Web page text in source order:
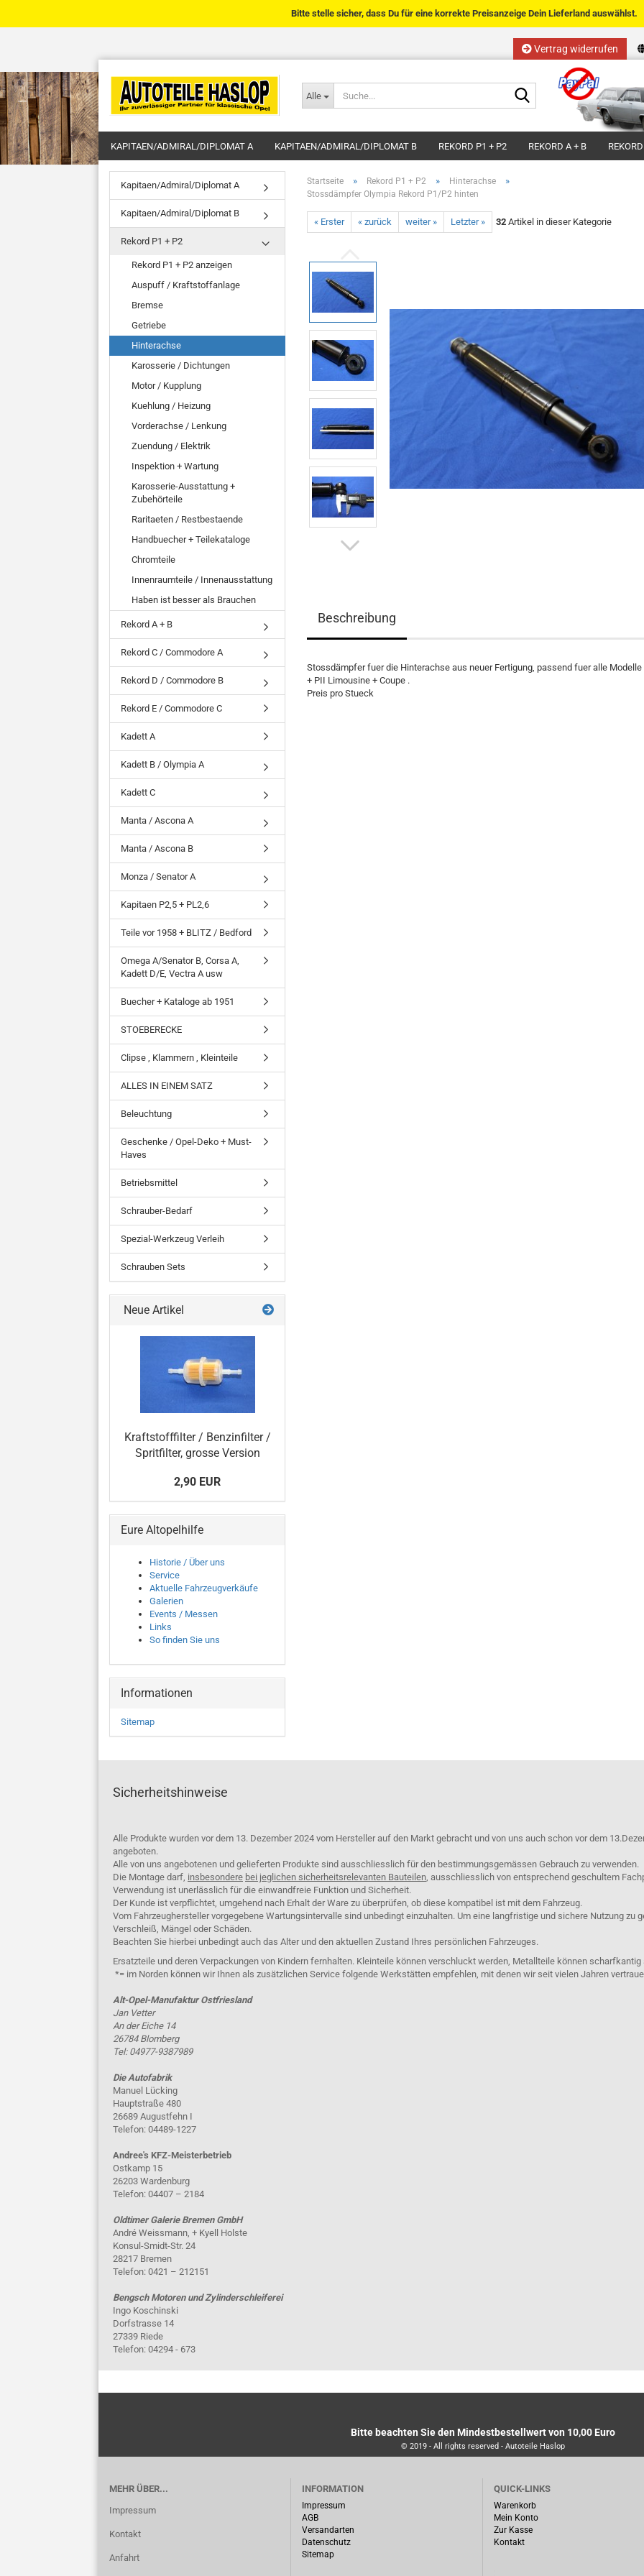
Vertrag widerrufen
Sprache auswählen
Lieferland
Passwort
Alle
Suche...
Bitte stelle sicher, dass Du für eine korrekte Preisanzeige Dein Lieferland auswählst.
KAPITAEN/ADMIRAL/DIPLOMAT A KAPITAEN/ADMIRAL/DIPLOMAT B REKORD P1 + P2 REKORD A + B
Startseite » Rekord P1 + P2 » Hinterachse »
Stossdämpfer Olympia Rekord P1/P2 hinten
« Erster « zurück weiter » Letzter » 32 Artikel in dieser Kategorie
Beschreibung
Stossdämpfer fuer die Hinterachse aus neuer Fertigung, passend fuer alle Modelle
+ PII Limousine + Coupe .
Preis pro Stueck
Kapitaen/Admiral/Diplomat A
Kapitaen/Admiral/Diplomat B
Rekord P1 + P2
Rekord P1 + P2 anzeigen
Auspuff / Kraftstoffanlage
Bremse
Getriebe
Hinterachse
Karosserie / Dichtungen
Motor / Kupplung
Kuehlung / Heizung
Vorderachse / Lenkung
Zuendung / Elektrik
Inspektion + Wartung
Karosserie-Ausstattung +
Zubehörteile
Raritaeten / Restbestaende
Handbuecher + Teilekataloge
Chromteile
Innenraumteile / Innenausstattung
Haben ist besser als Brauchen
Rekord A + B
Rekord C / Commodore A
Rekord D / Commodore B
Rekord E / Commodore C
Kadett A
Kadett B / Olympia A
Kadett C
Manta / Ascona A
Manta / Ascona B
Monza / Senator A
Kapitaen P2,5 + PL2,6
Teile vor 1958 + BLITZ / Bedford
Omega A/Senator B, Corsa A,
Kadett D/E, Vectra A usw
Buecher + Kataloge ab 1951
STOEBERECKE
Clipse , Klammern , Kleinteile
ALLES IN EINEM SATZ
Beleuchtung
Geschenke / Opel-Deko + Must-
Haves
Betriebsmittel
Schrauber-Bedarf
Spezial-Werkzeug Verleih
Schrauben Sets
Neue Artikel
Kraftstofffilter / Benzinfilter /
Spritfilter, grosse Version
2,90 EUR
Eure Altopelhilfe
Historie / Über uns
Service
Aktuelle Fahrzeugverkäufe
Galerien
Events / Messen
Links
So finden Sie uns
Informationen
Sitemap
Sicherheitshinweise
Alle Produkte wurden vor dem 13. Dezember 2024 vom Hersteller auf den Markt gebracht und von uns auch schon vor dem
angeboten.
Alle von uns angebotenen und gelieferten Produkte sind ausschliesslich für den bestimmungsgemässen Gebrauch zu verwenden.
Die Montage darf, insbesondere bei jeglichen sicherheitsrelevanten Bauteilen, ausschliesslich von entsprechend geschultem
Verwendung ist unerlässlich für die einwandfreie Funktion und Sicherheit.
Der Kunde ist verpflichtet, umgehend nach Erhalt der Ware zu überprüfen, ob diese kompatibel ist mit dem Fahrzeug.
Vom Fahrzeughersteller vorgegebene Wartungsintervalle sind unbedingt einzuhalten. Um eine langfristige und sichere Nutzung
Verschleiß, Mängel oder Schäden.
Beachten Sie hierbei unbedingt auch das Alter und den aktuellen Zustand Ihres persönlichen Fahrzeuges.
Ersatzteile und deren Verpackungen von Kindern fernhalten. Kleinteile können verschluckt werden, Metallteile können
*= im Norden können wir Ihnen als zusätzlichen Service folgende Werkstätten empfehlen, mit denen wir seit vielen Jahren
Alt-Opel-Manufaktur Ostfriesland
Jan Vetter
An der Eiche 14
26784 Blomberg
Tel: 04977-9387989
Die Autofabrik
Manuel Lücking
Hauptstraße 480
26689 Augustfehn I
Telefon: 04489-1227
Andree's KFZ-Meisterbetrieb
Ostkamp 15
26203 Wardenburg
Telefon: 04407 – 2184
Oldtimer Galerie Bremen GmbH
André Weissmann, + Kyell Holste
Konsul-Smidt-Str. 24
28217 Bremen
Telefon: 0421 – 212151
Bengsch Motoren und Zylinderschleiferei
Ingo Koschinski
Dorfstrasse 14
27339 Riede
Telefon: 04294 - 673
Bitte beachten Sie den Mindestbestellwert von 10,00 Euro
© 2019 - All rights reserved - Autoteile Haslop
MEHR ÜBER...
Impressum
Kontakt
Anfahrt
INFORMATION
Impressum
AGB
Versandarten
Datenschutz
Sitemap
QUICK-LINKS
Warenkorb
Mein Konto
Zur Kasse
Kontakt